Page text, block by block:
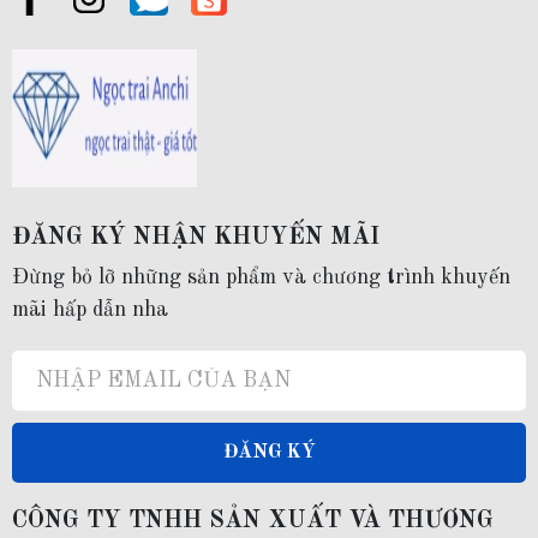
Mã sản phẩm: AC09TT67
Chui bông tai bằng bạc ta nguyên chất S99 cao cấp
Ngọc trai:
Ngọc trai thật nuôi nước ngọt tự nhiên
Kích thước viên ngọc trai: 7mm - 8mm
Hình dáng hạt ngọc trai tròn xoe
ĐĂNG KÝ NHẬN KHUYẾN MÃI
Đừng bỏ lỡ những sản phẩm và chương trình khuyến
mãi hấp dẫn nha
ĐĂNG KÝ
CÔNG TY TNHH SẢN XUẤT VÀ THƯƠNG